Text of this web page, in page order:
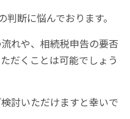
断に悩んでおります。
れや、相続税申告の要否
だくことは可能でしょう
討いただけますと幸いで